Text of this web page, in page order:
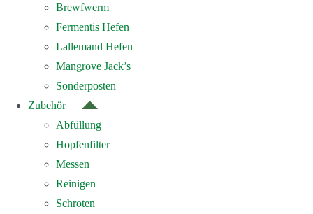
Brewfwerm
Fermentis Hefen
Lallemand Hefen
Mangrove Jack’s
Sonderposten
Zubehör
Abfüllung
Hopfenfilter
Messen
Reinigen
Schroten